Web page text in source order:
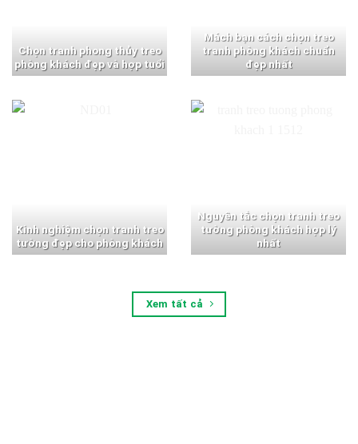
Chọn tranh phong thủy treo
phòng khách đẹp và hợp tuổi
Mách bạn cách chọn treo
tranh phòng khách chuẩn
đẹp nhất
Kinh nghiệm chọn tranh treo
tường đẹp cho phòng khách
Nguyên tắc chọn tranh treo
tường phòng khách hợp lý
nhất
Xem tất cả